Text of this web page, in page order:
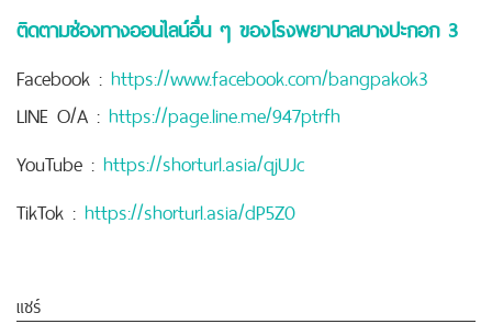
ติดตามช่องทางออนไลน์อื่น ๆ ของโรงพยาบาลบางปะกอก 3
Facebook : https://www.facebook.com/bangpakok3
LINE O/A : https://page.line.me/947ptrfh
YouTube : https://shorturl.asia/qjUJc
TikTok : https://shorturl.asia/dP5Z0
แชร์